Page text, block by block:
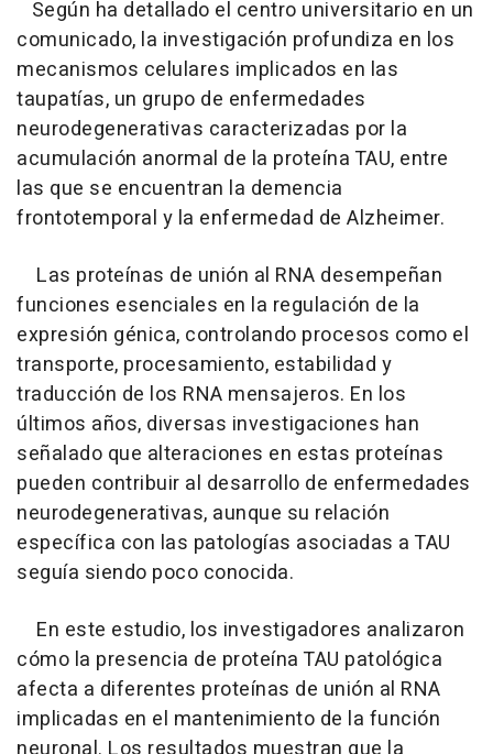
Según ha detallado el centro universitario en un
comunicado, la investigación profundiza en los
mecanismos celulares implicados en las
taupatías, un grupo de enfermedades
neurodegenerativas caracterizadas por la
acumulación anormal de la proteína TAU, entre
las que se encuentran la demencia
frontotemporal y la enfermedad de Alzheimer.
Las proteínas de unión al RNA desempeñan
funciones esenciales en la regulación de la
expresión génica, controlando procesos como el
transporte, procesamiento, estabilidad y
traducción de los RNA mensajeros. En los
últimos años, diversas investigaciones han
señalado que alteraciones en estas proteínas
pueden contribuir al desarrollo de enfermedades
neurodegenerativas, aunque su relación
específica con las patologías asociadas a TAU
seguía siendo poco conocida.
En este estudio, los investigadores analizaron
cómo la presencia de proteína TAU patológica
afecta a diferentes proteínas de unión al RNA
implicadas en el mantenimiento de la función